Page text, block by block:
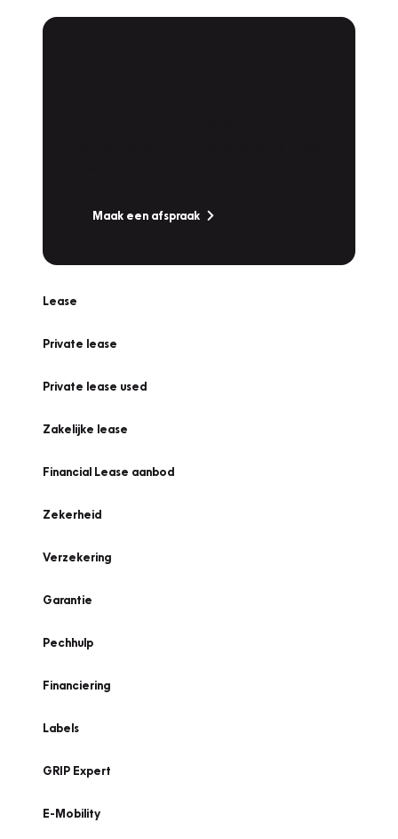
Maak een afspraak
Lease
Private lease
Private lease used
Zakelijke lease
Financial Lease aanbod
Zekerheid
Verzekering
Garantie
Pechhulp
Financiering
Labels
GRIP Expert
E-Mobility